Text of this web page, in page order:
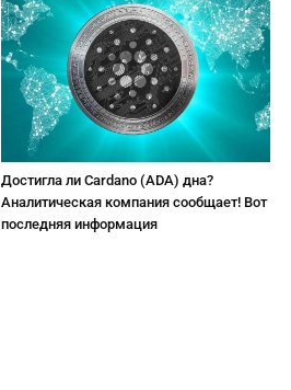
Достигла ли Cardano (ADA) дна?
Аналитическая компания сообщает! Вот
последняя информация